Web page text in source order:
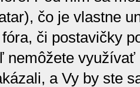
čo je vlastne
či postavičky
nemôžete
a Vy by ste